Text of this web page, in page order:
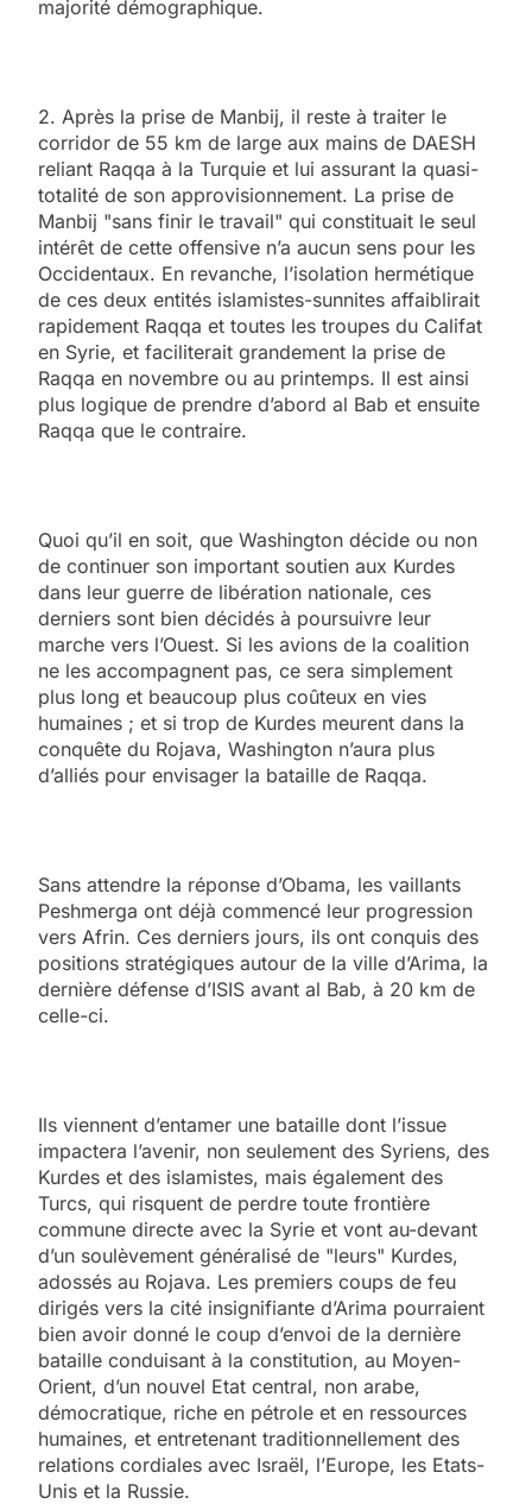
majorité démographique.
2. Après la prise de Manbij, il reste à traiter le
corridor de 55 km de large aux mains de DAESH
reliant Raqqa à la Turquie et lui assurant la quasi-
totalité de son approvisionnement. La prise de
Manbij "sans finir le travail" qui constituait le seul
intérêt de cette offensive n’a aucun sens pour les
Occidentaux. En revanche, l’isolation hermétique
de ces deux entités islamistes-sunnites affaiblirait
rapidement Raqqa et toutes les troupes du Califat
en Syrie, et faciliterait grandement la prise de
Raqqa en novembre ou au printemps. Il est ainsi
plus logique de prendre d’abord al Bab et ensuite
Raqqa que le contraire.
Quoi qu’il en soit, que Washington décide ou non
de continuer son important soutien aux Kurdes
dans leur guerre de libération nationale, ces
derniers sont bien décidés à poursuivre leur
marche vers l’Ouest. Si les avions de la coalition
ne les accompagnent pas, ce sera simplement
plus long et beaucoup plus coûteux en vies
humaines ; et si trop de Kurdes meurent dans la
conquête du Rojava, Washington n’aura plus
d’alliés pour envisager la bataille de Raqqa.
Sans attendre la réponse d’Obama, les vaillants
Peshmerga ont déjà commencé leur progression
vers Afrin. Ces derniers jours, ils ont conquis des
positions stratégiques autour de la ville d’Arima, la
dernière défense d’ISIS avant al Bab, à 20 km de
celle-ci.
Ils viennent d’entamer une bataille dont l’issue
impactera l’avenir, non seulement des Syriens, des
Kurdes et des islamistes, mais également des
Turcs, qui risquent de perdre toute frontière
commune directe avec la Syrie et vont au-devant
d’un soulèvement généralisé de "leurs" Kurdes,
adossés au Rojava. Les premiers coups de feu
dirigés vers la cité insignifiante d’Arima pourraient
bien avoir donné le coup d’envoi de la dernière
bataille conduisant à la constitution, au Moyen-
Orient, d’un nouvel Etat central, non arabe,
démocratique, riche en pétrole et en ressources
humaines, et entretenant traditionnellement des
relations cordiales avec Israël, l’Europe, les Etats-
Unis et la Russie.